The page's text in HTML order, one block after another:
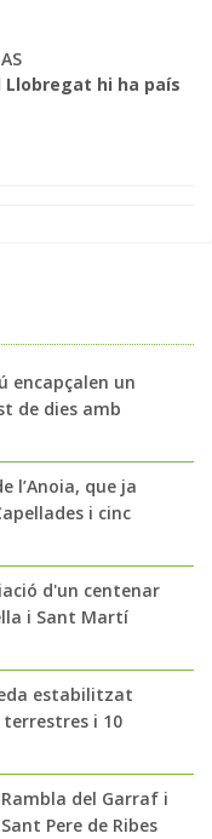
Llobregat hi ha país
encapçalen un
de dies amb
l’Anoia, que ja
i cinc
d'un centenar
i Sant Martí
estabilitzat
i 10
del Garraf i
Pere de Ribes